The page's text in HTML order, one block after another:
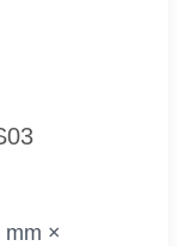
mm ×